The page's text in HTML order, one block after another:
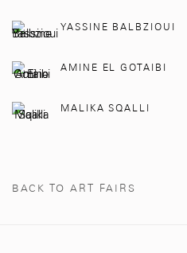
YASSINE BALBZIOUI
AMINE EL GOTAIBI
MALIKA SQALLI
BACK TO ART FAIRS